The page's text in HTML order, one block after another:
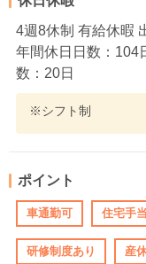
4週8休制 有給休暇
年間休日日数：104
数：20日
※シフト制
ポイント
車通勤可 住宅手
研修制度あり 産